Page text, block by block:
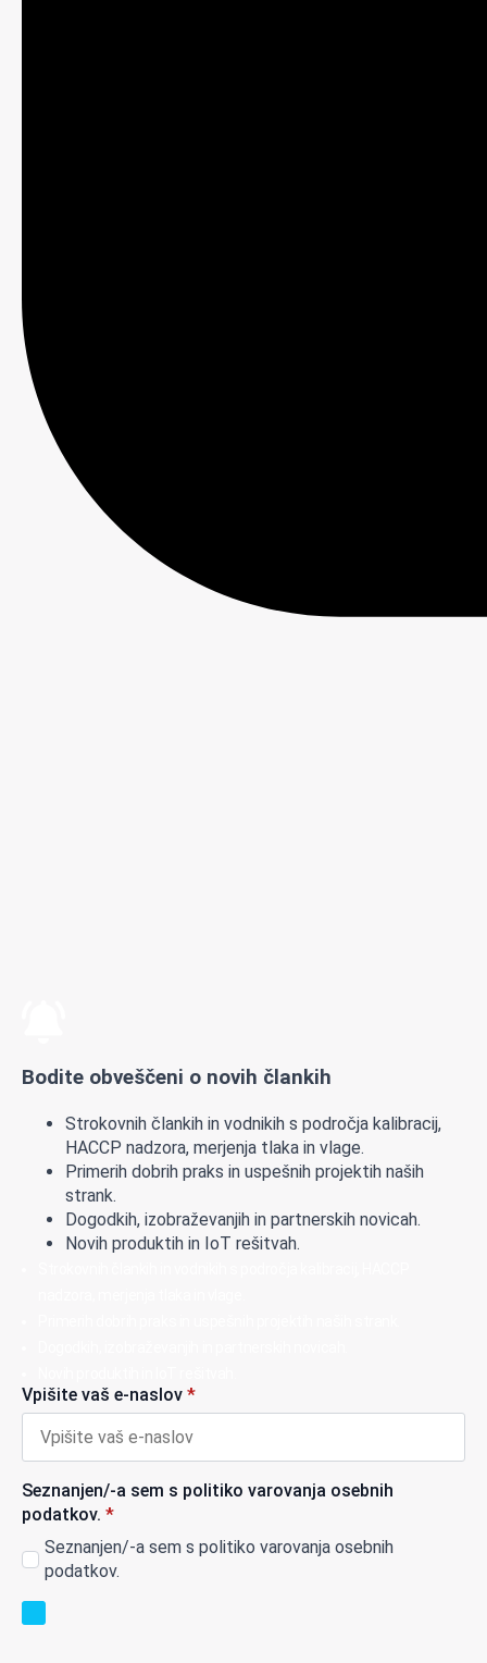
Bodite obveščeni o novih člankih
Strokovnih člankih in vodnikih s področja kalibracij,
HACCP nadzora, merjenja tlaka in vlage.
Primerih dobrih praks in uspešnih projektih naših
strank.
Dogodkih, izobraževanjih in partnerskih novicah.
Novih produktih in IoT rešitvah.
Vpišite vaš e-naslov *
Seznanjen/-a sem s politiko varovanja osebnih
podatkov. *
Seznanjen/-a sem s politiko varovanja osebnih
podatkov.